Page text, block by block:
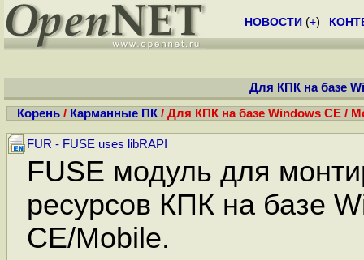
НОВОСТИ (+)
Для КПК на базе
Корень / Карманные ПК / Для КПК на базе Windows CE /
FUR - FUSE uses libRAPI
FUSE модуль для
ресурсов КПК на базе
CE/Mobile.